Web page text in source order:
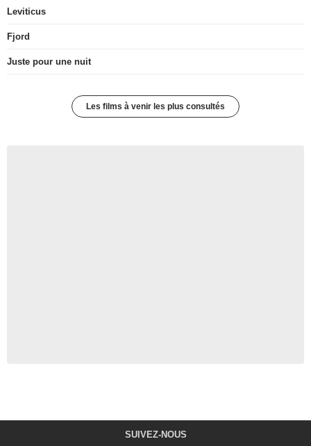
Leviticus
Fjord
Juste pour une nuit
Les films à venir les plus consultés
SUIVEZ-NOUS